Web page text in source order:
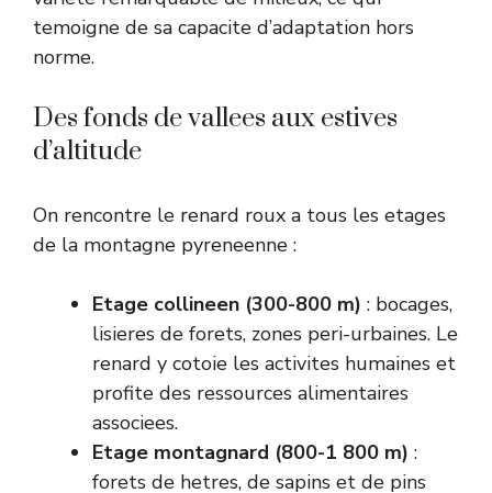
temoigne de sa capacite d’adaptation hors
norme.
Des fonds de vallees aux estives
d’altitude
On rencontre le renard roux a tous les etages
de la montagne pyreneenne :
Etage collineen (300-800 m) : bocages,
lisieres de forets, zones peri-urbaines. Le
renard y cotoie les activites humaines et
profite des ressources alimentaires
associees.
Etage montagnard (800-1 800 m) :
forets de hetres, de sapins et de pins